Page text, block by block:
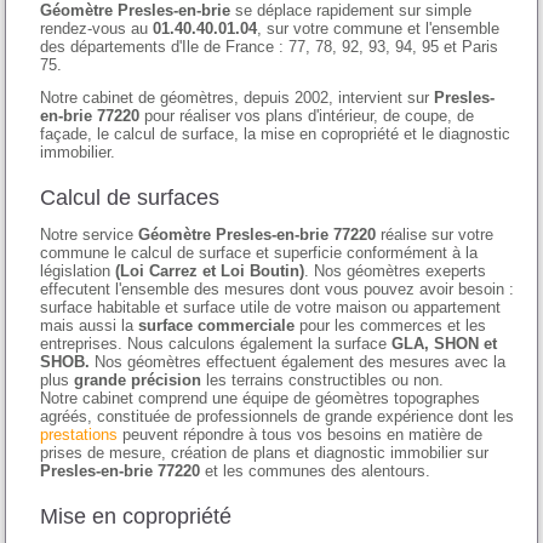
Géomètre Presles-en-brie se déplace rapidement sur simple
rendez-vous au01.40.40.01.04, sur votre commune et l'ensemble
des départements d'Ile de France : 77, 78, 92, 93, 94, 95 et Paris
75.
Notre cabinet de géomètres, depuis 2002, intervient sur Presles-
en-brie 77220 pour réaliser vos plans d'intérieur, de coupe, de
façade, le calcul de surface, la mise en copropriété et le diagnostic
immobilier.
Calcul de surfaces
Notre serviceGéomètre Presles-en-brie 77220 réalise sur votre
commune le calcul de surface et superficie conformément à la
législation(Loi Carrez et Loi Boutin). Nos géomètres exeperts
effecutent l'ensemble des mesures dont vous pouvez avoir besoin :
surface habitable et surface utile de votre maison ou appartement
mais aussi lasurface commerciale pour les commerces et les
entreprises. Nous calculons également la surfaceGLA, SHON et
SHOB. Nos géomètres effectuent également des mesures avec la
plusgrande précision les terrains constructibles ou non.
Notre cabinet comprend une équipe de géomètres topographes
agréés, constituée de professionnels de grande expérience dont les
prestations peuvent répondre à tous vos besoins en matière de
prises de mesure, création de plans et diagnostic immobilier sur
Presles-en-brie 77220 et les communes des alentours.
Mise en copropriété